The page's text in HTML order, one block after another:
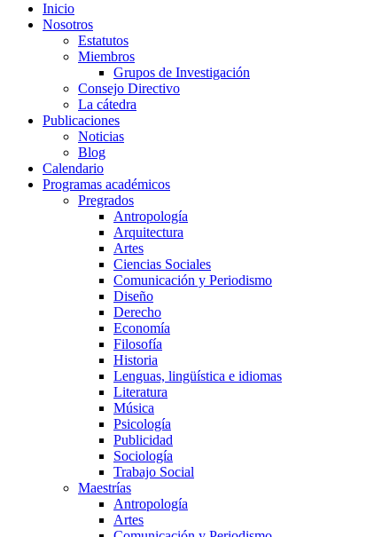
Inicio
Nosotros
Estatutos
Miembros
Grupos de Investigación
Consejo Directivo
La cátedra
Publicaciones
Noticias
Blog
Calendario
Programas académicos
Pregrados
Antropología
Arquitectura
Artes
Ciencias Sociales
Comunicación y Periodismo
Diseño
Derecho
Economía
Filosofía
Historia
Lenguas, lingüística e idiomas
Literatura
Música
Psicología
Publicidad
Sociología
Trabajo Social
Maestrías
Antropología
Artes